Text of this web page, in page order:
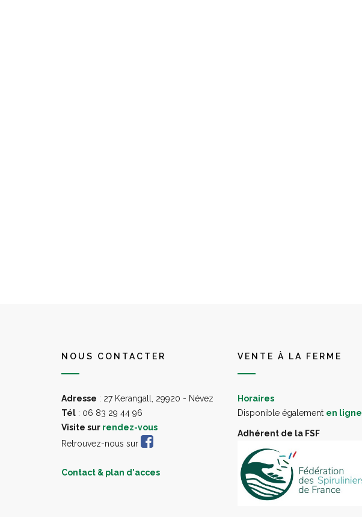
NOUS CONTACTER
Adresse : 27 Kerangall, 29920 - Névez
Tél : 06 83 29 44 96
Visite sur rendez-vous
Retrouvez-nous sur
Contact & plan d'acces
VENTE À LA FERME
Horaires
Disponible également en ligne
Adhérent de la FSF